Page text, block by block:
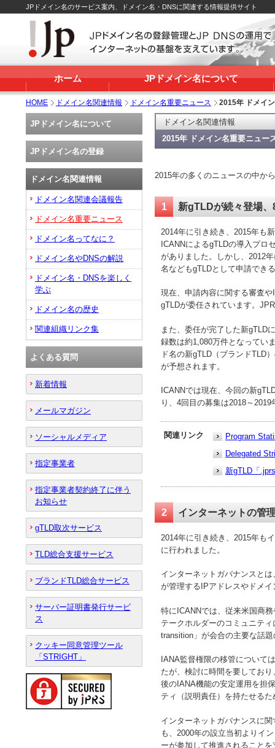
JPドメイン名のサービス案内、ドメイン名・DNSに関連する情報提供サイト
ホーム JPドメイン名について
HOME ドメイン名関連情報 ドメイン名重要ニュース 2015年 ドメイ
ドメイン名関連情報
2015年 ドメイン名重要ニュー
2015年の多くのニュースの中か
1 新gTLDが続々登場
2014年に引き続き、2015年も
ICANNによるgTLDの導入プロ
がありました。しかし、2012
名などもgTLDとして申請でき
現在、申請内容に関する審査
gTLDが委任されています。
また、委任が完了した新gTLD
録数は約1,080万件となってい
ド名の新gTLD（ブランドTLD
が予想されます。
ICANNでは現在、今回の新
り、4回目の募集は2018～
関連リンク
Program
Delegated
新gTLD「
2 インターネットの管
2014年に引き続き、2015年も
に行われました。
インターネットガバナンスと
が管理するIPアドレスやドメ
特にICANNでは、従来米国商
テークホルダーのコミュニテ
transition」が会合の主要な話
IANA監督権限の移管について
たが、検討に時間を要してお
後のIANA機能の安定運用を担
ティ（説明責任）を持たせる
インターネットガバナンスに
も、2000年の設立当初よりイ
ーが参加して推進されること
JPドメイン名について
JPドメイン名の登録
ドメイン名関連情報
ドメイン名関連会議報告
ドメイン名重要ニュース
ドメイン名ってなに？
ドメイン名やDNSの解説
ドメイン名・DNSを楽しく
学ぶ
ドメイン名の歴史
関連組織リンク集
よくある質問
新着情報
メールマガジン
ソーシャルメディア
指定事業者
指定事業者契約終了に伴う
お知らせ
gTLD取次サービス
TLD総合支援サービス
ブランドTLD総合サービス
サーバー証明書発行サービ
ス
クッキー同意管理ツール
「STRIGHT」